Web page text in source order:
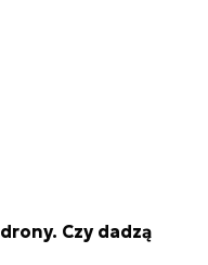
Czy dadzą